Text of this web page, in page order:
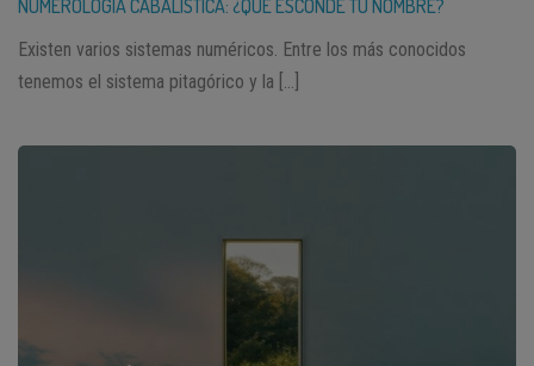
NUMEROLOGÍA CABALÍSTICA: ¿QUÉ ESCONDE TU NOMBRE?
Existen varios sistemas numéricos. Entre los más conocidos
tenemos el sistema pitagórico y la […]